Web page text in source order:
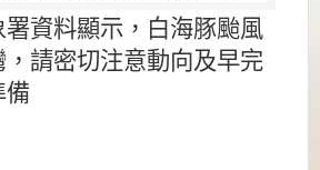
資料顯示，白海豚颱風
請密切注意動向及早完
備